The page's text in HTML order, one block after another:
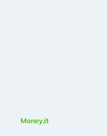
Money.it